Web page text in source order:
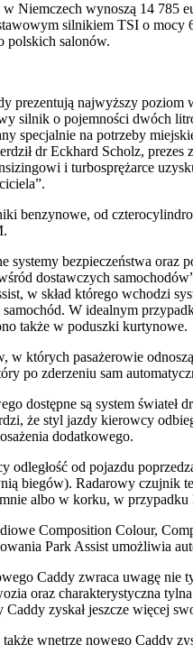
Niemczech wynoszą 14 785
silnikiem TSI o
polskich salonów.
prezentują najwyższy poziom
silnik o pojemności dwóch
specjalnie na potrzeby
dr Eckhard Scholz,
i turbosprężarce
benzynowe, od
bezpieczeństwa oraz
dostawczych
w skład którego wchodzi
W idealnym
także w poduszki kurtynowe.
w których pasażerowie
po zderzeniu sam
dostępne są system
że styl jazdy kierowcy
dodatkowego.
odległość od pojazdu
biegów). Radarowy czujnik
albo w korku, w
Composition Colour,
Park Assist umożliwia
Caddy zwraca uwagę
oraz charakterystyczna
zyskał jeszcze więcej
wnętrze nowego Caddy